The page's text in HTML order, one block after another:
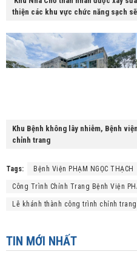
thiện các khu vực chức năng sạch
Khu Bệnh không lây nhiễm, Bệnh
chỉnh trang
Tags: Bệnh Viện PHẠM NGỌC THẠCH
Công Trình Chỉnh Trang Bệnh Viện
Lễ khánh thành công trình chỉnh
TIN MỚI NHẤT